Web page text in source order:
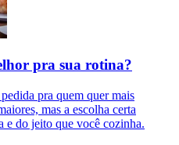
pra sua rotina?
pra quem quer mais
mas a escolha certa
e do jeito que você cozinha.